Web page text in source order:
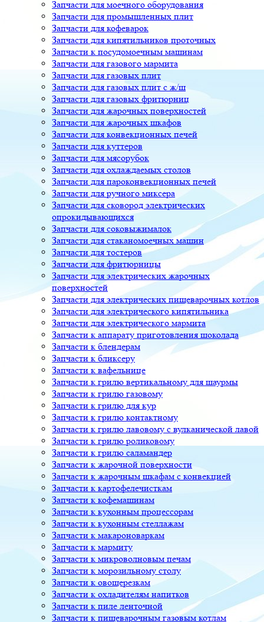
Запчасти для моечного оборудования
Запчасти для промышленных плит
Запчасти для кофеварок
Запчасти для кипятильников проточных
Запчасти к посудомоечным машинам
Запчасти для газового мармита
Запчасти для газовых плит
Запчасти для газовых плит с ж/ш
Запчасти для газовых фритюрниц
Запчасти для жарочных поверхностей
Запчасти для жарочных шкафов
Запчасти для конвекционных печей
Запчасти для куттеров
Запчасти для мясорубок
Запчасти для охлаждаемых столов
Запчасти для пароконвекционных печей
Запчасти для ручного миксера
Запчасти для сковород электрических
опрокидывающихся
Запчасти для соковыжималок
Запчасти для стаканомоечных машин
Запчасти для тостеров
Запчасти для фритюрницы
Запчасти для электрических жарочных
поверхностей
Запчасти для электрических пищеварочных котлов
Запчасти для электрического кипятильника
Запчасти для электрического мармита
Запчасти к аппарату приготовления шоколада
Запчасти к блендерам
Запчасти к бликсеру
Запчасти к вафельнице
Запчасти к грилю вертикальному для шаурмы
Запчасти к грилю газовому
Запчасти к грилю для кур
Запчасти к грилю контактному
Запчасти к грилю лавовому с вулканической лавой
Запчасти к грилю роликовому
Запчасти к грилю саламандер
Запчасти к жарочной поверхности
Запчасти к жарочным шкафам с конвекцией
Запчасти к картофелечисткам
Запчасти к кофемашинам
Запчасти к кухонным процессорам
Запчасти к кухонным стеллажам
Запчасти к макароноваркам
Запчасти к мармиту
Запчасти к микроволновым печам
Запчасти к морозильному столу
Запчасти к овощерезкам
Запчасти к охладителям напитков
Запчасти к пиле ленточной
Запчасти к пищеварочным газовым котлам